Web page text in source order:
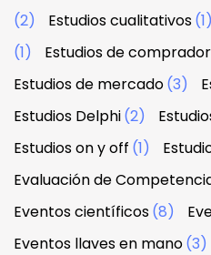
(2)
Estudios cualitativos(1)
(1)
Estudios de comprador
Estudios de mercado(3)
Estudios Delphi(2)
Estudios on y off (1)
Evaluación de
Eventos científicos(8)
Eventos llaves en mano(3)